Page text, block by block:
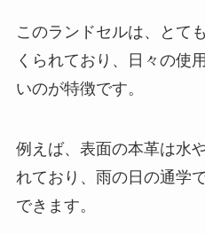
このランドセルは、とて
くられており、日々の使
いのが特徴です。
例えば、表面の本革は水
れており、雨の日の通学
できます。